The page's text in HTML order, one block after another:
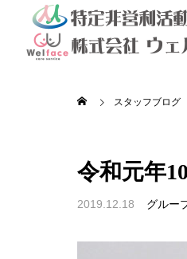
スタッフブログ
令和元年
2019.12.18 グルー